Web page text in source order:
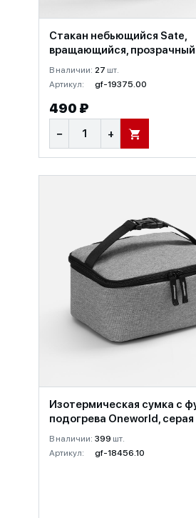
Стакан небьющийся Sate,
вращающийся, прозрачный
В наличии: 27 шт.
Артикул:
gf-19375.00
490 ₽
− + В КОРЗИНУ
Изотермическая сумка с
подогрева Oneworld, серая
В наличии: 399 шт.
Артикул:
gf-18456.10